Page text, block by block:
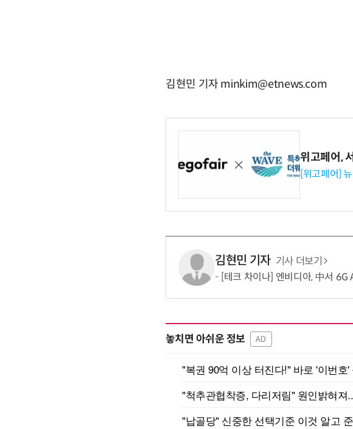
김현민 기자 minkim@etnews.com
위고페어,
[위고페어]
김현민 기자 기사 더보기
[테크 차이나] 엔비디아, 中서
놓치면 아쉬운 정보 AD